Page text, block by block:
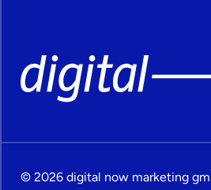
© 2026 digital now marketing